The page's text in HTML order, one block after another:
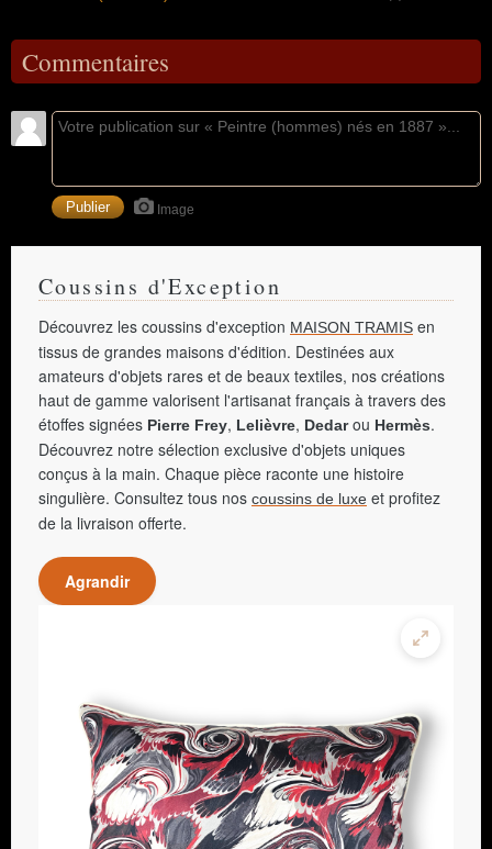
Commentaires
Image
Coussins d'Exception
Découvrez les coussins d'exception MAISON TRAMIS en
tissus de grandes maisons d'édition. Destinées aux
amateurs d'objets rares et de beaux textiles, nos créations
haut de gamme valorisent l'artisanat français à travers des
étoffes signées Pierre Frey, Lelièvre, Dedarou Hermès.
Découvrez notre sélection exclusive d'objets uniques
conçus à la main. Chaque pièce raconte une histoire
singulière. Consultez tous nos coussins de luxe et profitez
de la livraison offerte.
Agrandir